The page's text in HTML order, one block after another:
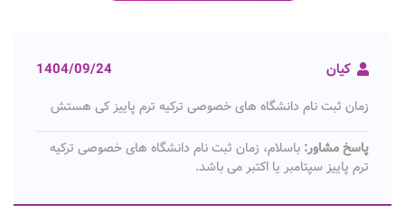
کیان 1404/09/24
زمان ثبت نام دانشگاه های خصوصی ترکیه ترم پاییز کی هستش
پاسخ مشاور: باسلام، زمان ثبت نام دانشگاه های خصوصی ترکیه
ترم پاییز سپتامبر یا اکتبر می باشد.